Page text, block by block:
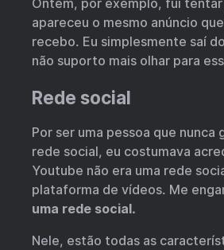
Ontem, por exemplo, fui
apareceu o mesmo anúncio que
recebo. Eu simplesmente saí
não suporto mais olhar para
Rede social
Por ser uma pessoa que nunca
rede social, eu costumava
Youtube não era uma rede
plataforma de vídeos. Me
uma rede social.
Nele, estão todas as